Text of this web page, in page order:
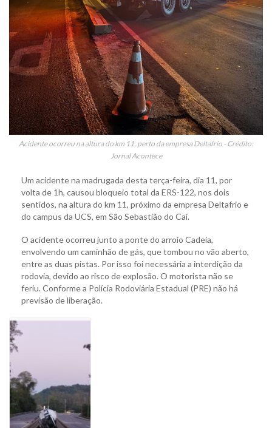
Acidente ocorreu na altura do km 11, perto da empresa Deltafrio - Crédito:
Jornal Acontece
Um acidente na madrugada desta terça-feira, dia 11, por
volta de 1h, causou bloqueio total da ERS-122, nos dois
sentidos, na altura do km 11, próximo da empresa Deltafrio e
do campus da UCS, em São Sebastião do Caí.
O acidente ocorreu junto a ponte do arroio Cadeia,
envolvendo um caminhão de gás, que tombou no vão aberto,
entre as duas pistas. Por isso foi necessária a interdição da
rodovia, devido ao risco de explosão. O motorista não se
feriu. Conforme a Polícia Rodoviária Estadual (PRE) não há
previsão de liberação.